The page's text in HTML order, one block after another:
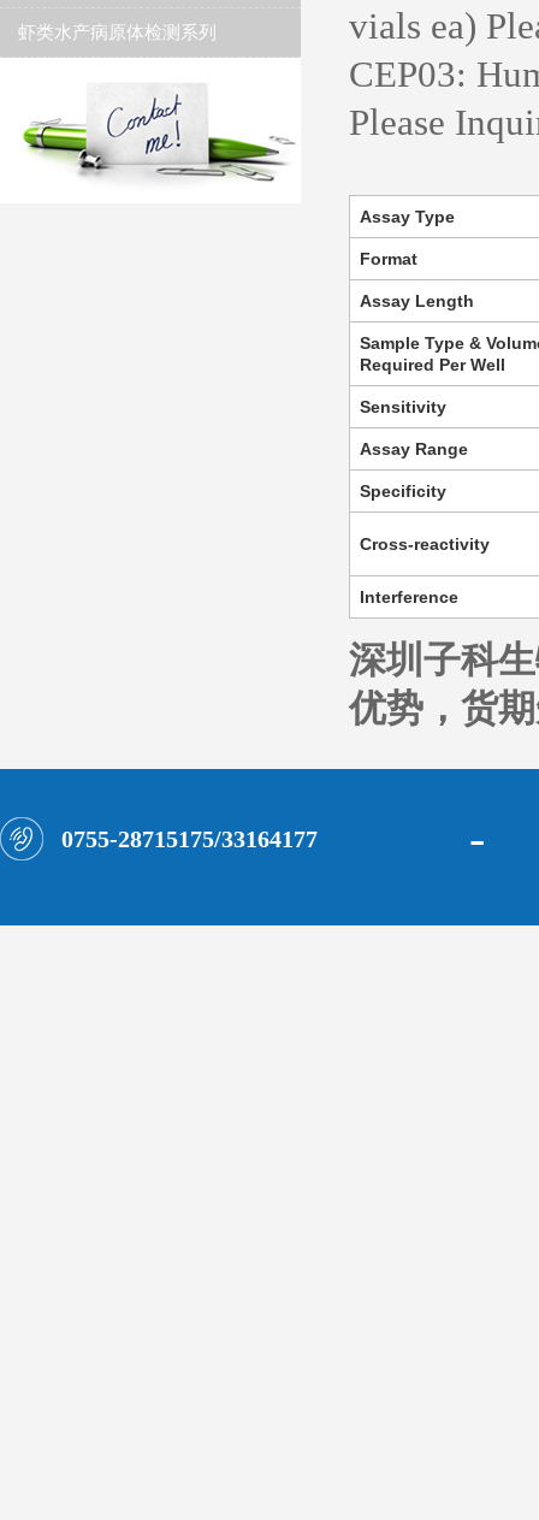
虾类水产病原体检测系列
vials ea)
CEP03:
Please
Assay Type
Format
Assay Length
Sample Type &
Required Per Well
Sensitivity
Assay Range
Specificity
Cross-reactivity
Interference
深圳子科
优势，货
0755-28715175/33164177 -